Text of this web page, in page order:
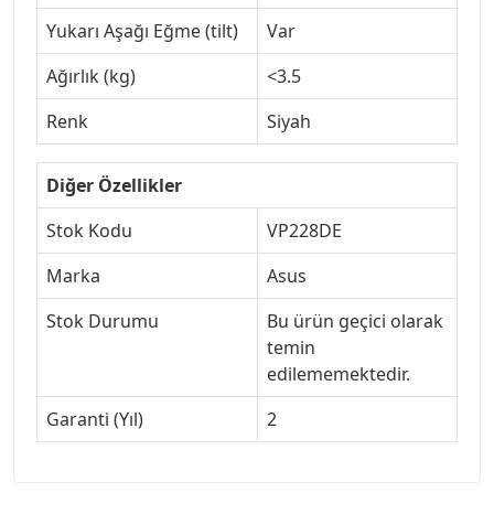
Yukarı Aşağı Eğme (tilt)
Var
Ağırlık (kg)
<3.5
Renk
Siyah
Diğer Özellikler
Stok Kodu
VP228DE
Marka
Asus
Stok Durumu
Bu ürün geçici olarak
temin
edilememektedir.
Garanti (Yıl)
2